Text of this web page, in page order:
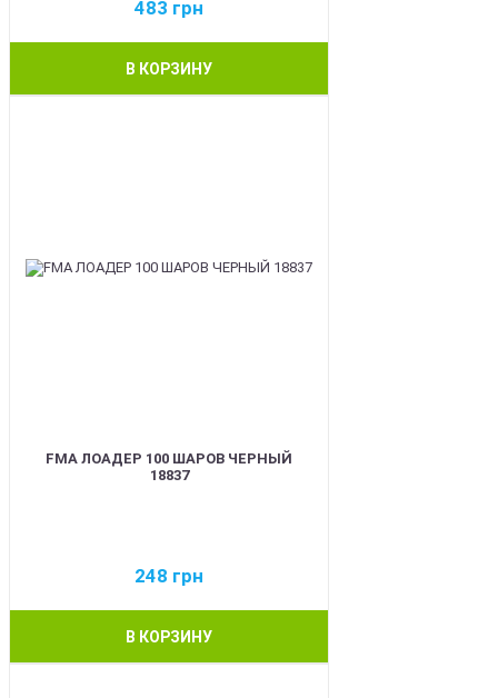
483 грн
В КОРЗИНУ
FMA ЛОАДЕР 100 ШАРОВ ЧЕРНЫЙ
18837
248 грн
В КОРЗИНУ